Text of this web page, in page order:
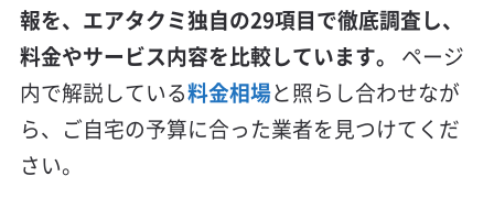
報を、エアタクミ独自の29項目で徹底調査し、
料金やサービス内容を比較しています。
ページ
内で解説している料金相場と照らし合わせなが
ら、ご自宅の予算に合った業者を見つけてくだ
さい。